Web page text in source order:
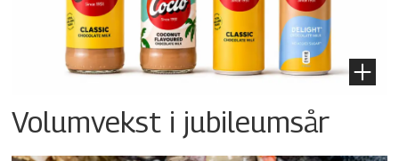
Volumvekst i jubileumsår